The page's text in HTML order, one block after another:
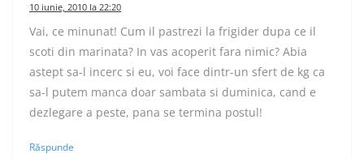
10 iunie, 2010 la 22:20
Vai, ce minunat! Cum il pastrezi la frigider dupa ce il
scoti din marinata? In vas acoperit fara nimic? Abia
astept sa-l incerc si eu, voi face dintr-un sfert de kg ca
sa-l putem manca doar sambata si duminica, cand e
dezlegare a peste, pana se termina postul!
Răspunde